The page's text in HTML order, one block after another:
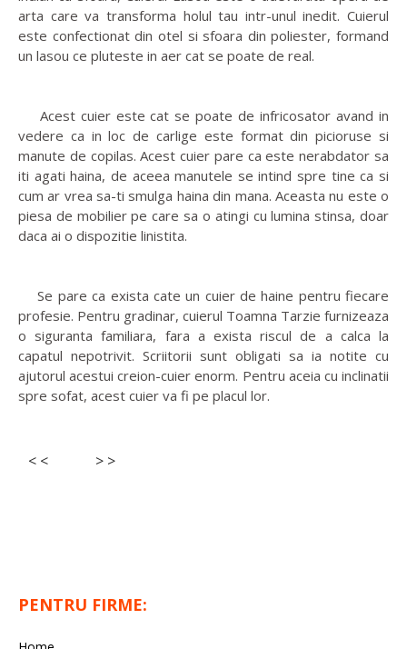
arta care va transforma holul tau intr-unul inedit. Cuierul
este confectionat din otel si sfoara din poliester, formand
un lasou ce pluteste in aer cat se poate de real.
Acest cuier este cat se poate de infricosator avand in
vedere ca in loc de carlige este format din picioruse si
manute de copilas. Acest cuier pare ca este nerabdator sa
iti agati haina, de aceea manutele se intind spre tine ca si
cum ar vrea sa-ti smulga haina din mana. Aceasta nu este o
piesa de mobilier pe care sa o atingi cu lumina stinsa, doar
daca ai o dispozitie linistita.
Se pare ca exista cate un cuier de haine pentru fiecare
profesie. Pentru gradinar, cuierul Toamna Tarzie furnizeaza
o siguranta familiara, fara a exista riscul de a calca la
capatul nepotrivit. Scriitorii sunt obligati sa ia notite cu
ajutorul acestui creion-cuier enorm. Pentru aceia cu inclinatii
spre sofat, acest cuier va fi pe placul lor.
< < > >
PENTRU FIRME: